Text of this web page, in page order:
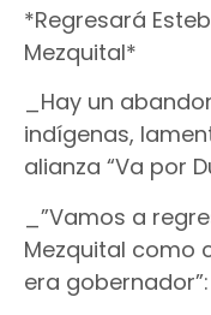
*Regresará
Mezquital*
_Hay un
indígenas,
alianza “Va por
_”Vamos a
Mezquital como
era gobernador”: